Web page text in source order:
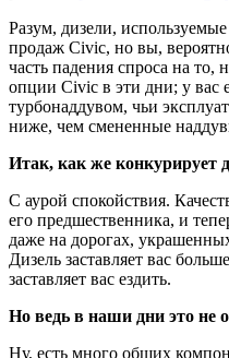
Разум, дизели,
продаж Civic, но вы,
часть падения спроса на то,
опции Civic в эти дни; у вас
турбонаддувом, чьи
ниже, чем смененные
Итак, как же конкурирует
С аурой спокойствия.
его предшественника, и
даже на дорогах,
Дизель заставляет вас
заставляет вас ездить.
Но ведь в наши дни это не
Ну, есть много общих